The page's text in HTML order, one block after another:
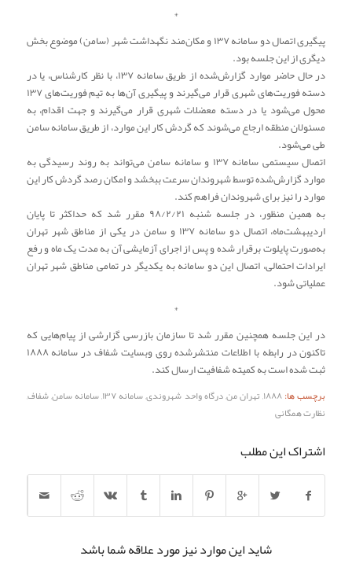
*
پیگیری اتصال دو سامانه ۱۳۷ و مکان‌مند نگهداشت شهر (سامن) موضوع بخش
دیگری از این جلسه بود.
در حال حاضر موارد گزارش‌شده از طریق سامانه ۱۳۷، با نظر کارشناس، یا در
دسته فوریت‌های شهری قرار می‌گیرند و پیگیری آن‌ها به تیم فوریت‌های ۱۳۷
محول می‌شود یا در دسته معضلات شهری قرار می‌گیرند و جهت اقدام، به
مسئولان منطقه ارجاع می‌شوند که گردش کار این موارد، از طریق سامانه سامن
طی می‌شود.
اتصال سیستمی سامانه ۱۳۷ و سامانه سامن می‌تواند به روند رسیدگی به
موارد گزارش‌شده توسط شهروندان سرعت ببخشد و امکان رصد گردش کار این
موارد را نیز برای شهروندان فراهم کند.
به همین منظور، در جلسه شنبه ۹۸/۲/۲۱ مقرر شد که حداکثر تا پایان
اردیبهشت‌ماه، اتصال دو سامانه ۱۳۷ و سامن در یکی از مناطق شهر تهران
به‌صورت پایلوت برقرار شده و پس از اجرای آزمایشی آن به مدت یک ماه و رفع
ایرادات احتمالی، اتصال این دو سامانه به یکدیگر در تمامی مناطق شهر تهران
عملیاتی شود.
*
در این جلسه همچنین مقرر شد تا سازمان بازرسی گزارشی از پیام‌هایی که
تاکنون در رابطه با اطلاعات منتشرشده روی وبسایت شفاف در سامانه ۱۸۸۸
ثبت شده است به کمیته شفافیت ارسال کند.
برچسب ها:۱۸۸۸,تهران من,درگاه واحد شهروندی,سامانه ۱۳۷ ,سامانه سامن,شفاف,
نظارت همگانی
اشتراک این مطلب
شاید این موارد نیز مورد علاقه شما باشد